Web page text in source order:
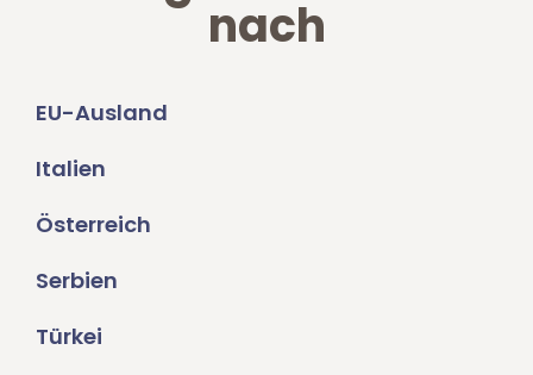
nach
EU-Ausland
Italien
Österreich
Serbien
Türkei